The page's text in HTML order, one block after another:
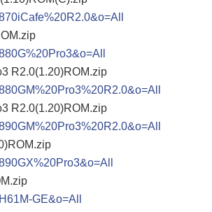
R2.0(1.20)ROM.zip
R2.0(1.20)ROM.zip
GE&o=All